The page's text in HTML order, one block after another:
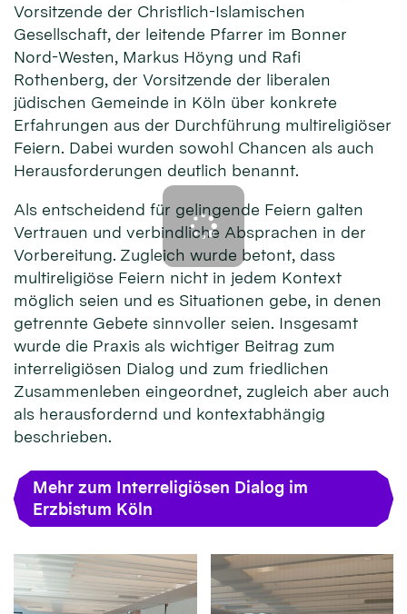
Vorsitzende der Christlich-Islamischen
Gesellschaft, der leitende Pfarrer im Bonner
Nord-Westen, Markus Höyng und Rafi
Rothenberg, der Vorsitzende der liberalen
jüdischen Gemeinde in Köln über konkrete
Erfahrungen aus der Durchführung multireligiöser
Feiern. Dabei wurden sowohl Chancen als auch
Herausforderungen deutlich benannt.
Als entscheidend für gelingende Feiern galten
Vertrauen und verbindliche Absprachen in der
Vorbereitung. Zugleich wurde betont, dass
multireligiöse Feiern nicht in jedem Kontext
möglich seien und es Situationen gebe, in denen
getrennte Gebete sinnvoller seien. Insgesamt
wurde die Praxis als wichtiger Beitrag zum
interreligiösen Dialog und zum friedlichen
Zusammenleben eingeordnet, zugleich aber auch
als herausfordernd und kontextabhängig
beschrieben.
Mehr zum Interreligiösen Dialog im
Erzbistum Köln